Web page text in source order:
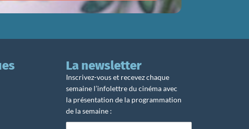
La newsletter
Inscrivez-vous et recevez chaque
semaine l’infolettre du cinéma avec
la présentation de la programmation
de la semaine :